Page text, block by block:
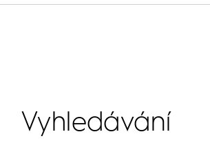
Vyhledávání